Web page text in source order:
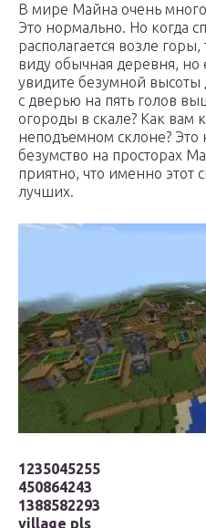
В мире Майна очень
Это нормально. Но когда
располагается возле горы,
виду обычная деревня, но
увидите безумной
с дверью на пять голов
огороды в скале? Как вам
неподъемном склоне? Это
безумство на просторах
приятно, что именно этот
лучших.
1235045255
450864243
1388582293
village pls